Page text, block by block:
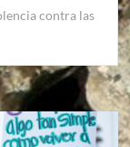
contra las